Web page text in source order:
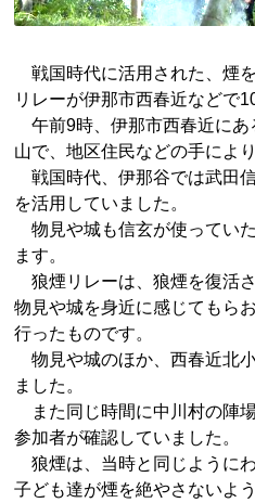
戦国時代に活用された、煙
リレーが伊那市西春近などで
午前9時、伊那市西春近にあ
山で、地区住民などの手によ
戦国時代、伊那谷では武田
を活用していました。
物見や城も信玄が使ってい
ます。
狼煙リレーは、狼煙を復活
物見や城を身近に感じてもら
行ったものです。
物見や城のほか、西春近北
ました。
また同じ時間に中川村の陣
参加者が確認していました。
狼煙は、当時と同じように
子ども達が煙を絶やさないよ